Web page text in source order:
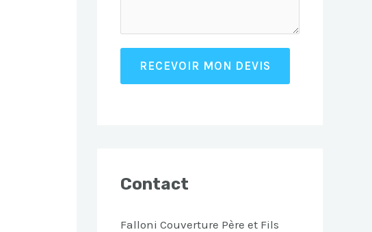
RECEVOIR MON DEVIS
Contact
Falloni Couverture Père et Fils